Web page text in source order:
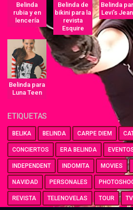
Belinda
rubia y en
lencería
Belinda de
bikini para la
revista
Esquire
Belinda
Levi’s
Belinda para
Luna Teen
ETIQUETAS
BELIKA BELINDA CARPE DIEM
CONCIERTOS ERA BELINDA
INDEPENDENT INDOMITA MOVIES
NAVIDAD PERSONALES
REVISTA TELENOVELAS TOUR TV